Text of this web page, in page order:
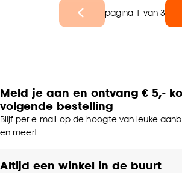
pagina 1 van 3
Meld je aan en ontvang € 5,-
volgende bestelling
Blijf per e-mail op de hoogte van leuke
en meer!
Altijd een winkel in de buurt